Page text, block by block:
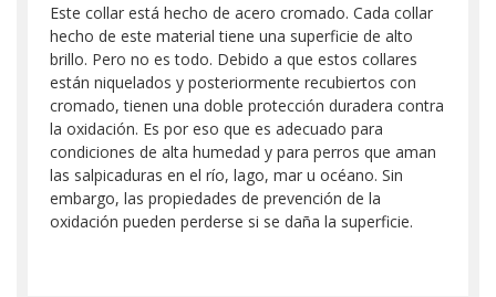
Este collar está hecho de acero cromado. Cada collar
hecho de este material tiene una superficie de alto
brillo. Pero no es todo. Debido a que estos collares
están niquelados y posteriormente recubiertos con
cromado, tienen una doble protección duradera contra
la oxidación. Es por eso que es adecuado para
condiciones de alta humedad y para perros que aman
las salpicaduras en el río, lago, mar u océano. Sin
embargo, las propiedades de prevención de la
oxidación pueden perderse si se daña la superficie.